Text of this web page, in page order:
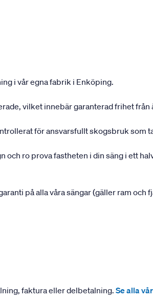
i vår egna fabrik i Enköping.
vilket innebär garanterad frihet
för ansvarsfullt skogsbruk som
och ro prova fastheten i din säng i ett
på alla våra sängar (gäller ram och
faktura eller delbetalning.Se alla